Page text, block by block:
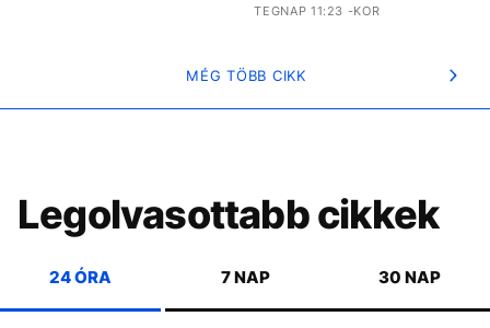
TEGNAP 11:23 -KOR
MÉG TÖBB CIKK
Legolvasottabb cikkek
24 ÓRA 7 NAP 30 NAP